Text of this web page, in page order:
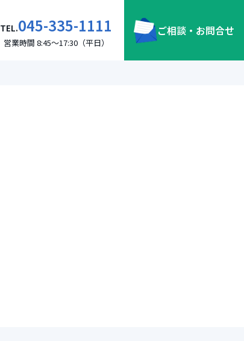
TEL.045-335-1111
営業時間 8:45～17:30（平日）
ご相談・お問合せ